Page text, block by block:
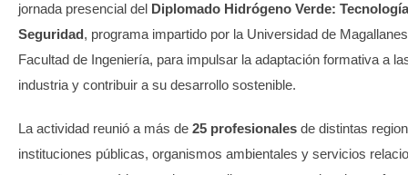
jornada presencial del Diplomado Hidrógeno Verde:
Seguridad, programa impartido por la Universidad de
Facultad de Ingeniería, para impulsar la adaptación formativa a
industria y contribuir a su desarrollo sostenible.
La actividad reunió a más de 25 profesionales de distintas
instituciones públicas, organismos ambientales y servicios